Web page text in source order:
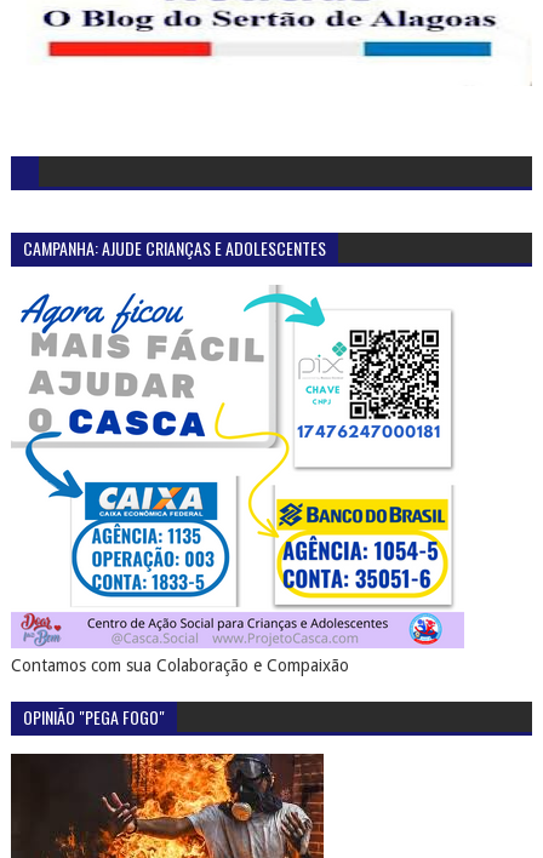
CAMPANHA: AJUDE CRIANÇAS E ADOLESCENTES
Contamos com sua Colaboração e Compaixão
OPINIÃO "PEGA FOGO"